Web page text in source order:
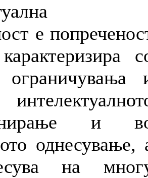
е
ограничувања
и
однесување,
на